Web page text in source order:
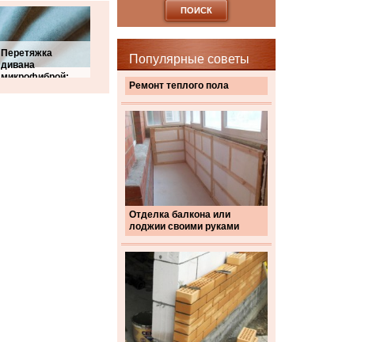
Популярные советы
Ремонт теплого пола
Отделка балкона или
лоджии своими руками
Перетяжка
дивана
микрофиброй: